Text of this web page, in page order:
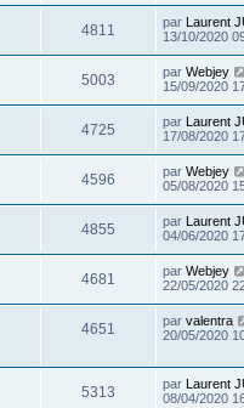
4811 par Laurent
13/10/2020
5003 par Webjey
15/09/2020
4725 par Laurent
17/08/2020
4596 par Webjey
05/08/2020
4855 par Laurent
04/06/2020
4681 par Webjey
22/05/2020
4651 par valentra
20/05/2020
5313 par Laurent
08/04/2020